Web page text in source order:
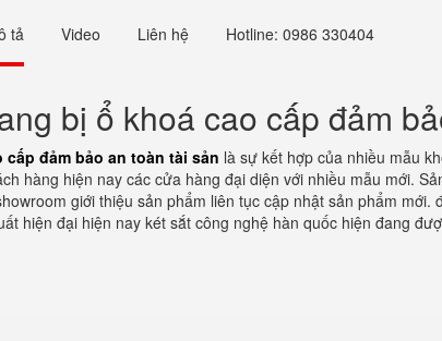
tả Video Liên hệ Hotline: 0986 330404
bị ổ khoá cao cấp đảm
đảm bảo an toàn tài sản là sự kết hợp của nhiều mẫu
hàng hiện nay các cửa hàng đại diện với nhiều mẫu mới.
giới thiệu sản phẩm liên tục cập nhật sản phẩm
hiện đại hiện nay két sắt công nghệ hàn quốc hiện đang